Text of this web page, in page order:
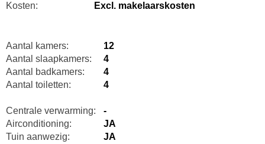
Kosten:
Excl. makelaarskosten
Aantal kamers:
12
Aantal slaapkamers:
4
Aantal badkamers:
4
Aantal toiletten:
4
Centrale verwarming:
-
Airconditioning:
JA
Tuin aanwezig:
JA